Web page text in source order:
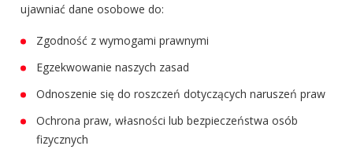
ujawniać dane osobowe do:
Zgodność z wymogami prawnymi
Egzekwowanie naszych zasad
Odnoszenie się do roszczeń dotyczących naruszeń praw
Ochrona praw, własności lub bezpieczeństwa osób
fizycznych